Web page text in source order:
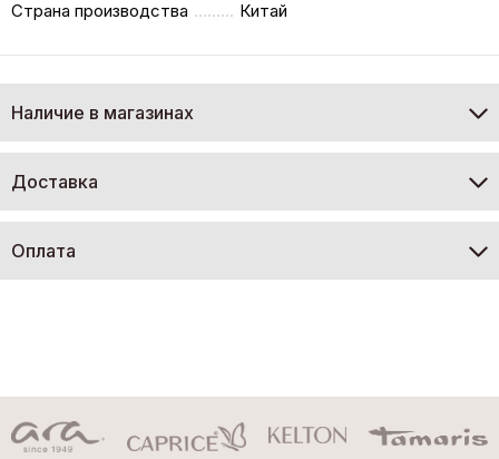
Страна производства
Китай
Наличие в магазинах
Доставка
Оплата